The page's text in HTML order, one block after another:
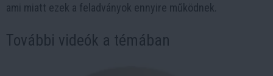
ami miatt ezek a feladványok ennyire működnek.
További videók a témában